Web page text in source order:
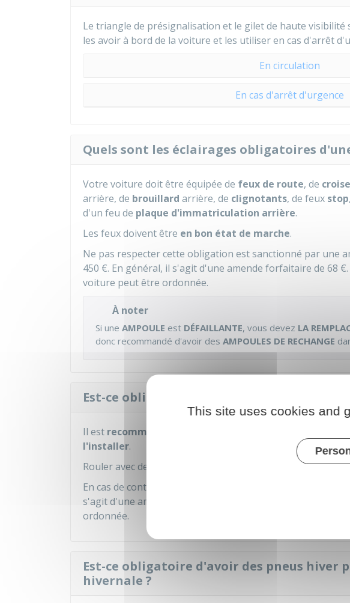
Le triangle de présignalisation et le gilet de haute visibilité
les avoir à bord de la voiture et les utiliser en cas d'arrêt
En circulation
En cas d'arrêt d'urgence
Quels sont les éclairages obligatoires
Votre voiture doit être équipée de feux de route, de
arrière, de brouillard arrière, de clignotants, de feux stop
d'un feu de plaque d'immatriculation arrière.
Les feux doivent être en bon état de marche.
Ne pas respecter cette obligation est sanctionné par une
450 €. En général, il s'agit d'une amende forfaitaire de 68 €.
voiture peut être ordonnée.
À noter
Si une AMPOULE est DÉFAILLANTE, vous devez LA
donc recommandé d'avoir des AMPOULES DE RECHANGE
Est-ce obligatoire d'avoir une roue de
Il est recommandé
l'installer.
Rouler avec des
interdit.
En cas de contrôle, vous risquez une amende pouvant
s'agit d'une amende forfaitaire de
ordonnée.
Est-ce obligatoire d'avoir des pneus hiver
hivernale ?
This site uses cookies and